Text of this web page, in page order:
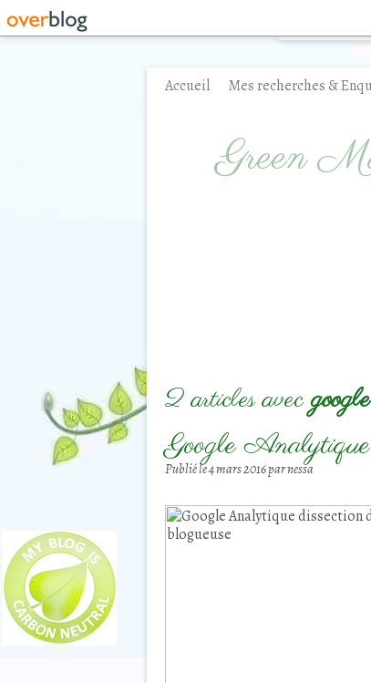
Green
Accueil Mes recherches &
2 articles avecgoogle
Google Analytique
Publié le4 mars 2016par nessa